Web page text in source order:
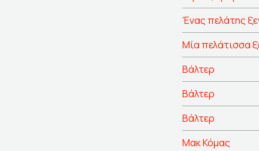
Ένας πελάτης
Μία πελάτισσα
Βάλτερ
Βάλτερ
Βάλτερ
Μακ Κόμας